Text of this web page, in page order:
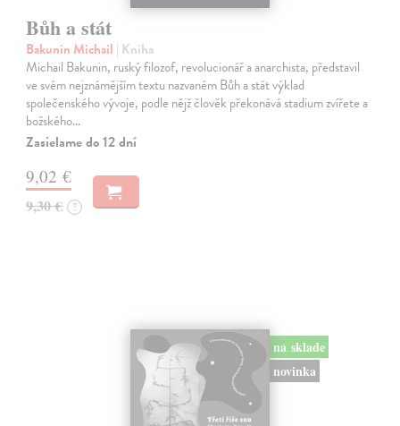
Bůh a stát
Bakunin Michail | Kniha
Michail Bakunin, ruský filozof, revolucionář a anarchista, představil
ve svém nejznámějším textu nazvaném Bůh a stát výklad
společenského vývoje, podle nějž člověk překonává stadium zvířete a
božského…
Zasielame do 12 dní
9,02 €
9,30 € ?
na sklade
novinka